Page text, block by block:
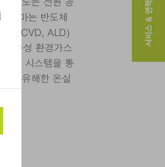
확도는 전원 공
즈마는 반도체
(PECVD, ALD)
독성 환경가스
특수 시스템을 통
에 유해한 온실
서비스 & 연락처